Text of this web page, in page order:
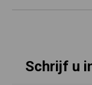
Schrijf u